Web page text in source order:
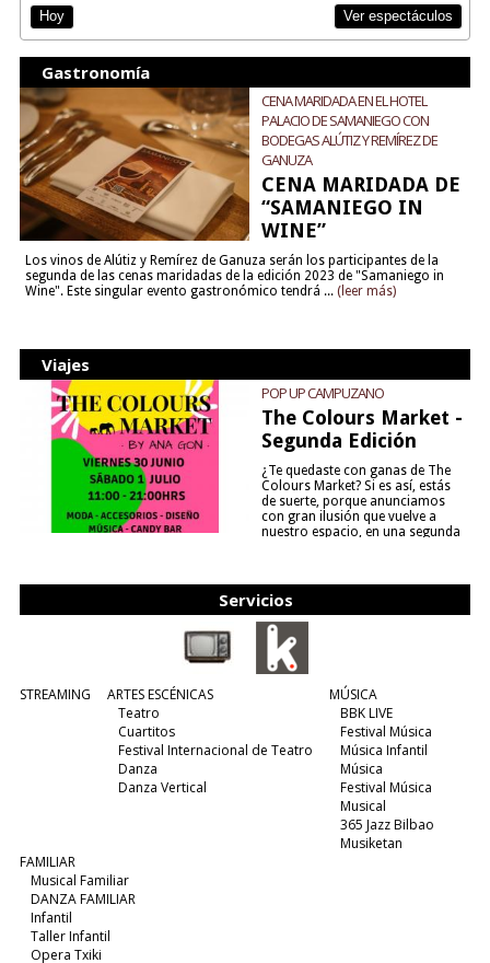
Hoy Ver espectáculos
Gastronomía
CENA MARIDADA EN EL HOTEL
PALACIO DE SAMANIEGO CON
BODEGAS ALÚTIZ Y REMÍREZ DE
GANUZA
CENA MARIDADA DE
“SAMANIEGO IN
WINE”
Los vinos de Alútiz y Remírez de Ganuza serán los participantes de la
segunda de las cenas maridadas de la edición 2023 de "Samaniego in
Wine". Este singular evento gastronómico tendrá ... (leer más)
Viajes
POP UP CAMPUZANO
The Colours Market -
Segunda Edición
¿Te quedaste con ganas de The
Colours Market? Si es así, estás
de suerte, porque anunciamos
con gran ilusión que vuelve a
nuestro espacio, en una segunda
Servicios
STREAMING
ARTES ESCÉNICAS
Teatro
Cuartitos
Festival Internacional de Teatro
Danza
Danza Vertical
MÚSICA
BBK LIVE
Festival Música
Música Infantil
Música
Festival Música
Musical
365 Jazz Bilbao
Musiketan
FAMILIAR
Musical Familiar
DANZA FAMILIAR
Infantil
Taller Infantil
Opera Txiki